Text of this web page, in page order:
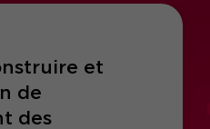
et
de
des